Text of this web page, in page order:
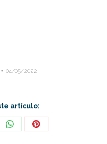
04/05/2022
artículo:
Share
Share